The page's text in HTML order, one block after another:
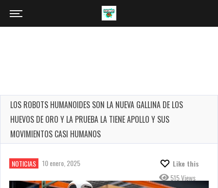
LOS ROBOTS HUMANOIDES SON LA NUEVA GALLINA DE LOS
HUEVOS DE ORO Y LA PRUEBA LA TIENE APOLLO Y SUS
MOVIMIENTOS CASI HUMANOS
NOTICIAS 10 enero, 2025
Like this
515 Views